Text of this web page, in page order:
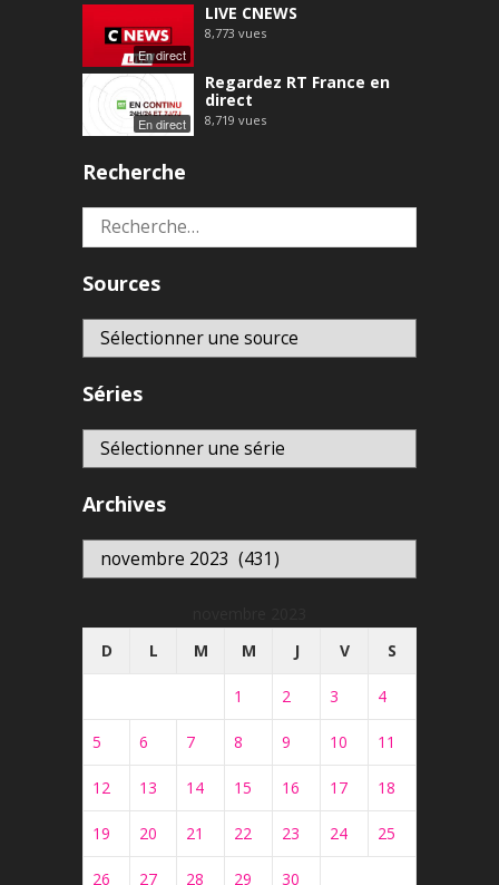
En direct
LIVE CNEWS
8,773 vues
En direct
Regardez RT France en
direct
8,719 vues
Recherche
Rechercher :
Sources
Séries
Archives
Archives
D
L M M J V S
1 2 3 4
5 6 7 8 9 10 11
12 13 14 15 16 17 18
19 20 21 22 23 24 25
26 27 28 29 30